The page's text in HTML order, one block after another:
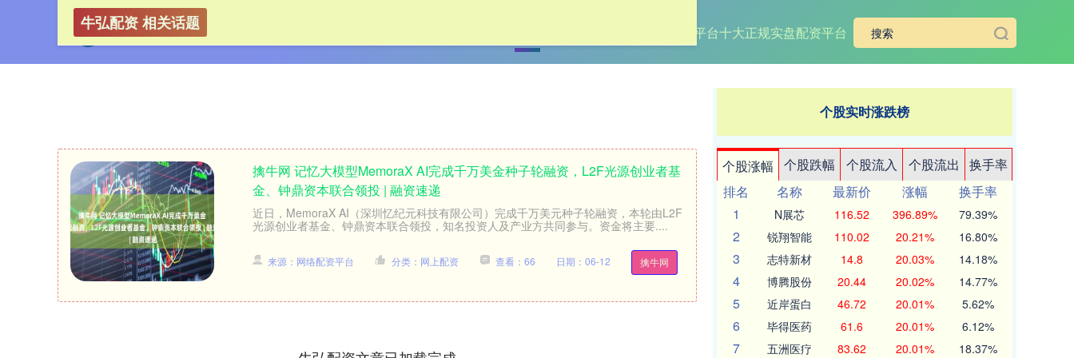
杠杆配资平台十大正规实盘配资平台
牛弘配资 相关话题
擒牛网 记忆大模型MemoraX AI完成千万美金种子轮融资，L2F光源创业者基
金、钟鼎资本联合领投 | 融资速递
近日，MemoraX AI（深圳忆纪元科技有限公司）完成千万美元种子轮融资，本轮由L2F
光源创业者基金、钟鼎资本联合领投，知名投资人及产业方共同参与。资金将主要....
擒牛网
来源：网络配资平台 分类：网上配资 查看：66 日期：06-12
个股实时涨跌榜
个股涨幅 个股跌幅 个股流入 个股流出
换手率
排名
名称 最新价 涨幅
换手率
1
N展芯 116.52 396.89% 79.39%
2 锐翔智能 110.02 20.21% 16.80%
3 志特新材 14.8 20.03% 14.18%
4 博腾股份 20.44 20.02% 14.77%
5 近岸蛋白 46.72 20.01% 5.62%
6 毕得医药 61.6 20.01% 6.12%
7 五洲医疗 83.62 20.01% 18.37%